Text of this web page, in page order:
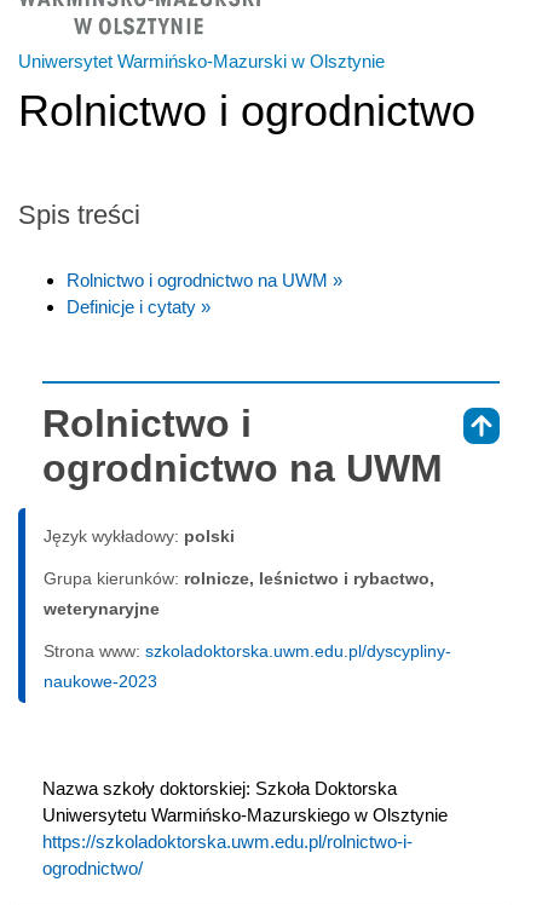
Uniwersytet Warmińsko-Mazurski w Olsztynie
Rolnictwo i ogrodnictwo
Spis treści
Rolnictwo i ogrodnictwo na UWM »
Definicje i cytaty »
Rolnictwo i
ogrodnictwo na UWM
Język wykładowy: polski
Grupa kierunków: rolnicze, leśnictwo i rybactwo,
weterynaryjne
Strona www: szkoladoktorska.uwm.edu.pl/dyscypliny-
naukowe-2023
Nazwa szkoły doktorskiej: Szkoła Doktorska
Uniwersytetu Warmińsko-Mazurskiego w Olsztynie
https://szkoladoktorska.uwm.edu.pl/rolnictwo-i-
ogrodnictwo/